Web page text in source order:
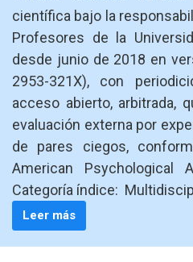
científica bajo la
Profesores de la
desde junio de 2018 en
2953-321X), con
acceso abierto, arbitrada,
evaluación externa por
de pares ciegos,
American
Categoría índice:
Leer más